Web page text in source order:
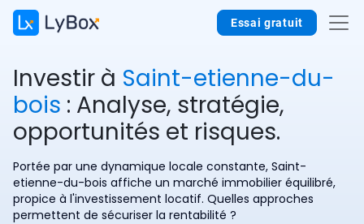
Essai gratuit
Investir à Saint-etienne-du-
bois : Analyse, stratégie,
opportunités et risques.
Portée par une dynamique locale constante, Saint-
etienne-du-bois affiche un marché immobilier équilibré,
propice à l'investissement locatif. Quelles approches
permettent de sécuriser la rentabilité ?